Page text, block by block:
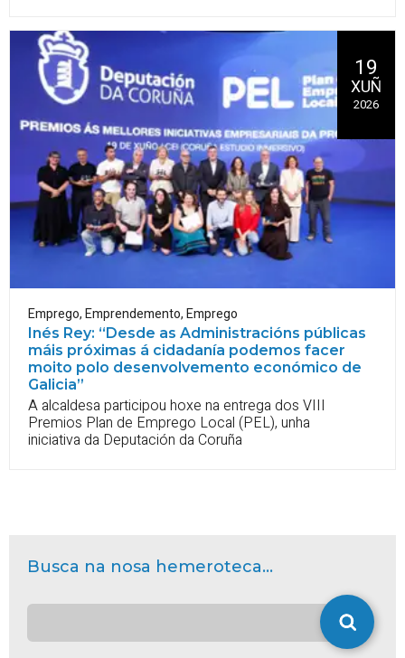
Emprego,Emprendemento,Emprego
Inés Rey: “Desde as Administracións públicas
máis próximas á cidadanía podemos facer
moito polo desenvolvemento económico de
Galicia”
19
XUÑ
2026
A alcaldesa participou hoxe na entrega dos VIII
Premios Plan de Emprego Local (PEL), unha
iniciativa da Deputación da Coruña
Busca na nosa hemeroteca...